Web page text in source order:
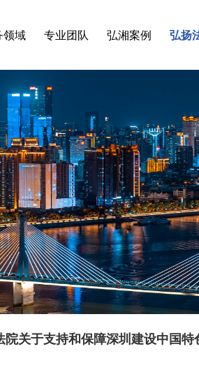
领域 专业团队 弘湘案例 弘扬
院关于支持和保障深圳建设中国